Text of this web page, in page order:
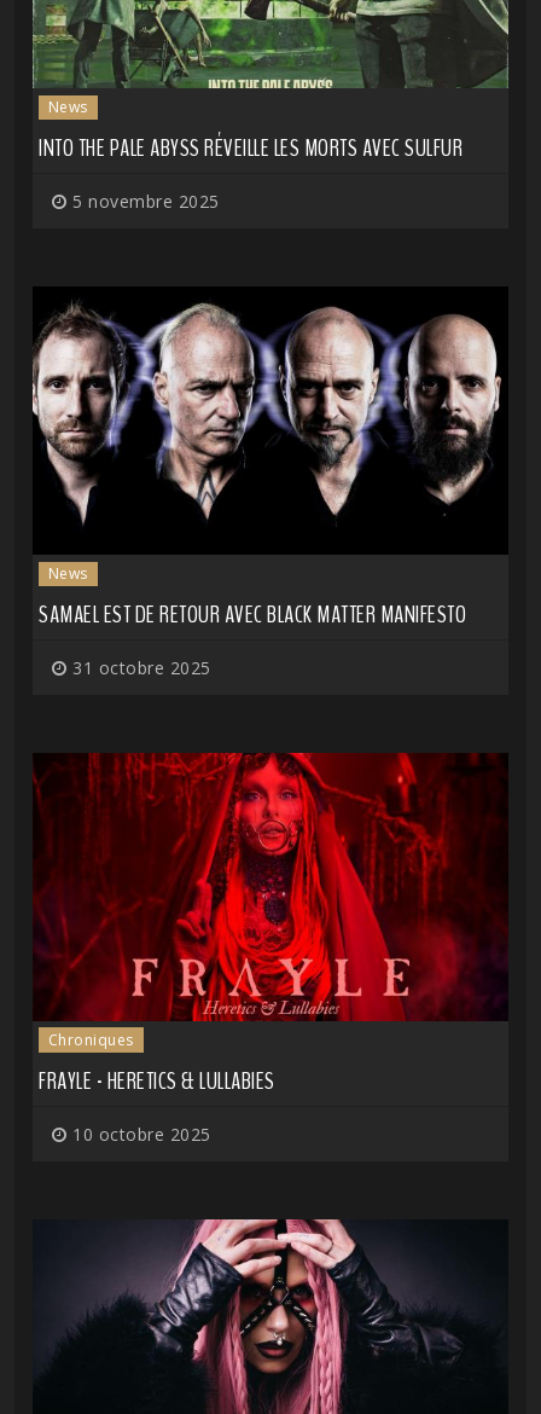
News
INTO THE PALE ABYSS RÉVEILLE LES MORTS AVEC SULFUR
5 novembre 2025
News
SAMAEL EST DE RETOUR AVEC BLACK MATTER MANIFESTO
31 octobre 2025
Chroniques
FRAYLE - HERETICS & LULLABIES
10 octobre 2025